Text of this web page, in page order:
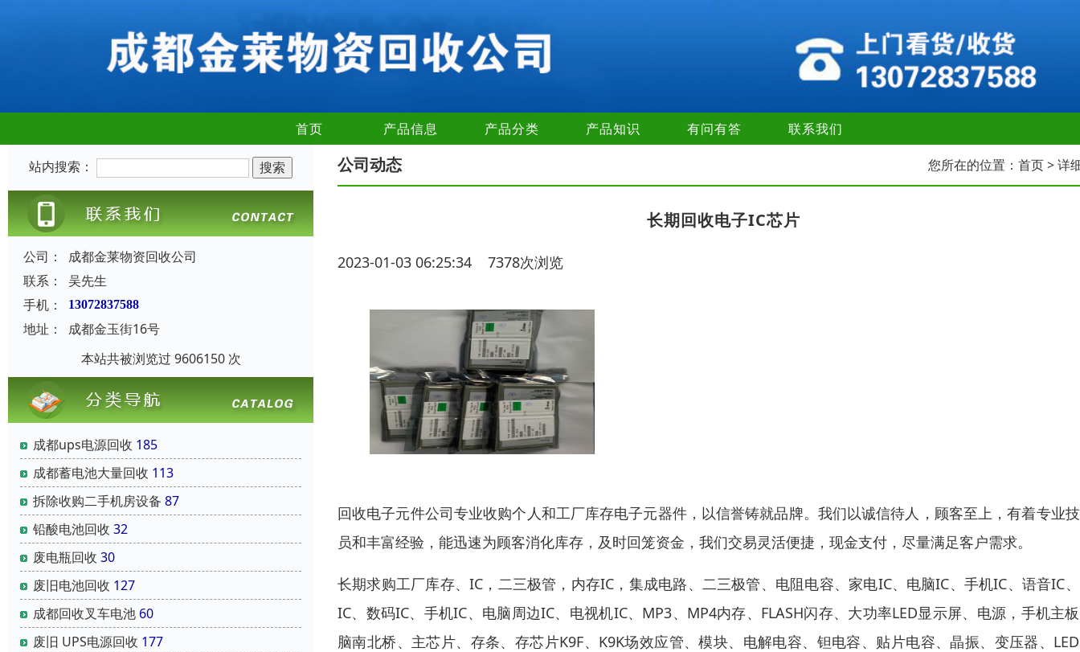
首页 产品信息 产品分类 产品知识 有问有答 联系我们
站内搜索：
公司：
成都金莱物资回收公司
联系：
吴先生
手机：
13072837588
地址：
成都金玉街16号
本站共被浏览过 9606150 次
成都ups电源回收 185
成都蓄电池大量回收 113
拆除收购二手机房设备 87
铅酸电池回收 32
废电瓶回收 30
废旧电池回收 127
成都回收叉车电池 60
废旧 UPS电源回收 177
公司动态 您所在的位置： 首页> 详
长期回收电子IC芯片
2023-01-03 06:25:34 7378次浏览
回收电子元件公司专业收购个人和工厂库存电子元器件，以信誉铸就品牌。我们以诚信待人，顾客至上，有着专业
员和丰富经验，能迅速为顾客消化库存，及时回笼资金，我们交易灵活便捷，现金支付，尽量满足客户需求。
长期求购工厂库存、IC，二三极管，内存IC，集成电路、二三极管、电阻电容、家电IC、电脑IC、手机IC、语音IC
IC、数码IC、手机IC、电脑周边IC、电视机IC、MP3、MP4内存、FLASH闪存、大功率LED显示屏、电源，手机主
脑南北桥、主芯片、存条、存芯片K9F、K9K场效应管、模块、电解电容、钽电容、贴片电容、晶振、变压器、